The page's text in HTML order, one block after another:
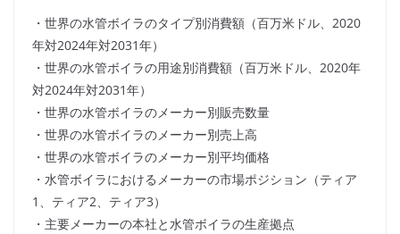
・世界の水管ボイラのタイプ別消費額（百万米ドル、2020
年対2024年対2031年）
・世界の水管ボイラの用途別消費額（百万米ドル、2020年
対2024年対2031年）
・世界の水管ボイラのメーカー別販売数量
・世界の水管ボイラのメーカー別売上高
・世界の水管ボイラのメーカー別平均価格
・水管ボイラにおけるメーカーの市場ポジション（ティア
1、ティア2、ティア3）
・主要メーカーの本社と水管ボイラの生産拠点